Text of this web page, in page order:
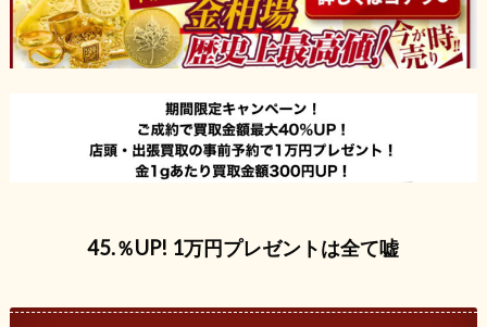
45.％UP! 1万円プレゼントは全て嘘